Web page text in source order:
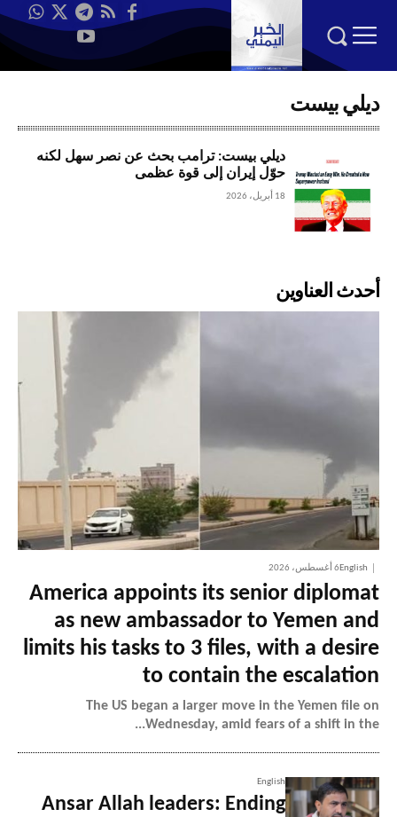
ديلي بيست
ديلي بيست: ترامب بحث عن نصر سهل لكنه
حوّل إيران إلى قوة عظمى
18 أبريل، 2026
أحدث العناوين
English6 أغسطس، 2026
America appoints its senior diplomat
as new ambassador to Yemen and
limits his tasks to 3 files, with a desire
to contain the escalation
The US began a larger move in the Yemen file on
Wednesday, amid fears of a shift in the...
English
Ansar Allah leaders: Ending